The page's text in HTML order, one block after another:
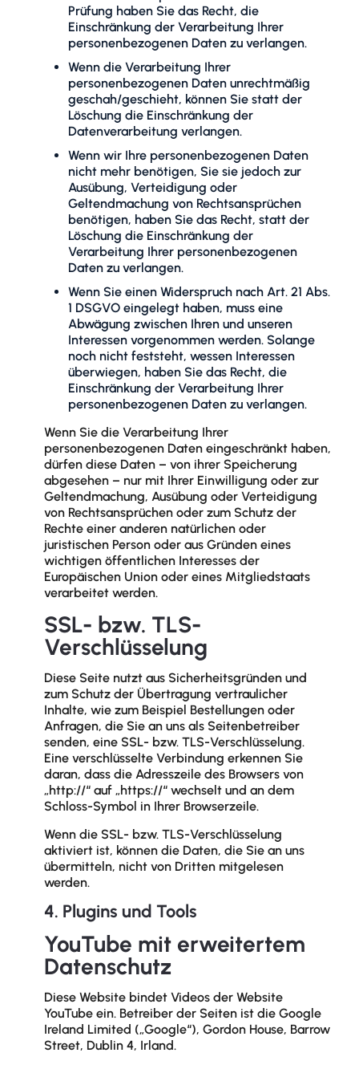
Prüfung haben Sie das Recht, die
Einschränkung der Verarbeitung Ihrer
personenbezogenen Daten zu verlangen.
Wenn die Verarbeitung Ihrer
personenbezogenen Daten unrechtmäßig
geschah/geschieht, können Sie statt der
Löschung die Einschränkung der
Datenverarbeitung verlangen.
Wenn wir Ihre personenbezogenen Daten
nicht mehr benötigen, Sie sie jedoch zur
Ausübung, Verteidigung oder
Geltendmachung von Rechtsansprüchen
benötigen, haben Sie das Recht, statt der
Löschung die Einschränkung der
Verarbeitung Ihrer personenbezogenen
Daten zu verlangen.
Wenn Sie einen Widerspruch nach Art. 21 Abs.
1 DSGVO eingelegt haben, muss eine
Abwägung zwischen Ihren und unseren
Interessen vorgenommen werden. Solange
noch nicht feststeht, wessen Interessen
überwiegen, haben Sie das Recht, die
Einschränkung der Verarbeitung Ihrer
personenbezogenen Daten zu verlangen.
Wenn Sie die Verarbeitung Ihrer
personenbezogenen Daten eingeschränkt haben,
dürfen diese Daten – von ihrer Speicherung
abgesehen – nur mit Ihrer Einwilligung oder zur
Geltendmachung, Ausübung oder Verteidigung
von Rechtsansprüchen oder zum Schutz der
Rechte einer anderen natürlichen oder
juristischen Person oder aus Gründen eines
wichtigen öffentlichen Interesses der
Europäischen Union oder eines Mitgliedstaats
verarbeitet werden.
SSL- bzw. TLS-
Verschlüsselung
Diese Seite nutzt aus Sicherheitsgründen und
zum Schutz der Übertragung vertraulicher
Inhalte, wie zum Beispiel Bestellungen oder
Anfragen, die Sie an uns als Seitenbetreiber
senden, eine SSL- bzw. TLS-Verschlüsselung.
Eine verschlüsselte Verbindung erkennen Sie
daran, dass die Adresszeile des Browsers von
„http://“ auf „https://“ wechselt und an dem
Schloss-Symbol in Ihrer Browserzeile.
Wenn die SSL- bzw. TLS-Verschlüsselung
aktiviert ist, können die Daten, die Sie an uns
übermitteln, nicht von Dritten mitgelesen
werden.
4. Plugins und Tools
YouTube mit erweitertem
Datenschutz
Diese Website bindet Videos der Website
YouTube ein. Betreiber der Seiten ist die Google
Ireland Limited („Google“), Gordon House, Barrow
Street, Dublin 4, Irland.